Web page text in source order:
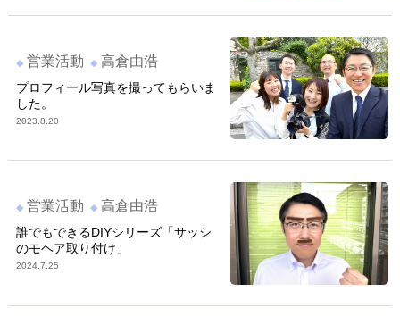
営業活動 高倉由浩
プロフィール写真を撮ってもらいま
した。
2023.8.20
営業活動 高倉由浩
誰でもできるDIYシリーズ「サッシ
のモヘア取り付け」
2024.7.25